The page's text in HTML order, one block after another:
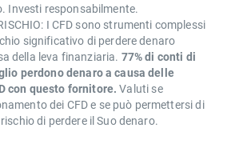
Investi responsabilmente.
I CFD sono strumenti complessi
significativo di perdere denaro
della leva finanziaria. 77% di conti di
perdono denaro a causa delle
con questo fornitore. Valuti se
dei CFD e se può permettersi di
di perdere il Suo denaro.